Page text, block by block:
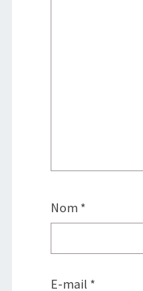
Nom *
E-mail *